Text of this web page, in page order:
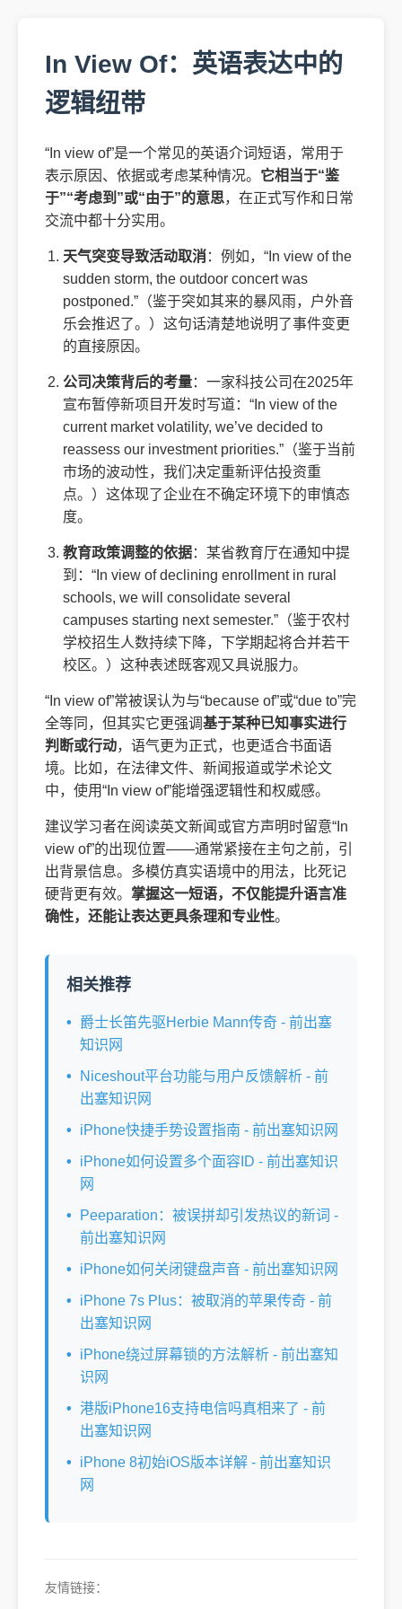
In View Of：英语表达中的
逻辑纽带
“In view of”是一个常见的英语介词短语，常用于
表示原因、依据或考虑某种情况。 它相当于“鉴
于”“考虑到”或“由于”的意思，在正式写作和日常
交流中都十分实用。
天气突变导致活动取消 ：例如，“In view of the
sudden storm, the outdoor concert was
postponed.”（鉴于突如其来的暴风雨，户外音
乐会推迟了。）这句话清楚地说明了事件变更
的直接原因。
公司决策背后的考量：一家科技公司在2025年
宣布暂停新项目开发时写道：“In view of the
current market volatility, we’ve decided to
reassess our investment priorities.”（鉴于当前
市场的波动性，我们决定重新评估投资重
点。）这体现了企业在不确定环境下的审慎态
度。
教育政策调整的依据：某省教育厅在通知中提
到：“In view of declining enrollment in rural
schools, we will consolidate several
campuses starting next semester.”（鉴于农村
学校招生人数持续下降，下学期起将合并若干
校区。）这种表述既客观又具说服力。
“In view of”常被误认为与“because of”或“due to”完
全等同，但其实它更强调基于某种已知事实进行
判断或行动，语气更为正式，也更适合书面语
境。比如，在法律文件、新闻报道或学术论文
中，使用“In view of”能增强逻辑性和权威感。
建议学习者在阅读英文新闻或官方声明时留意“In
view of”的出现位置——通常紧接在主句之前，引
出背景信息。多模仿真实语境中的用法，比死记
硬背更有效。 掌握这一短语，不仅能提升语言准
确性，还能让表达更具条理和专业性。
相关推荐
爵士长笛先驱Herbie Mann传奇 - 前出塞
知识网
Niceshout平台功能与用户反馈解析 - 前
出塞知识网
iPhone快捷手势设置指南 - 前出塞知识网
iPhone如何设置多个面容ID - 前出塞知识
网
Peeparation：被误拼却引发热议的新词 -
前出塞知识网
iPhone如何关闭键盘声音 - 前出塞知识网
iPhone 7s Plus：被取消的苹果传奇 - 前
出塞知识网
iPhone绕过屏幕锁的方法解析 - 前出塞知
识网
港版iPhone16支持电信吗真相来了 - 前
出塞知识网
iPhone 8初始iOS版本详解 - 前出塞知识
网
友情链接：